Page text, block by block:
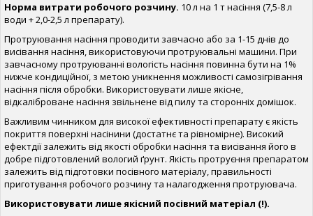
Норма витрати робочого розчину. 10 л на 1 т насіння (7,5-8 л
води + 2,0-2,5 л препарату).
Протруювання насіння проводити завчасно або за 1-15 днів до
висівання насіння, використовуючи протруювальні машини. При
завчасному протруюванні вологість насіння повинна бути на 1%
нижче кондиційної, з метою уникнення можливості самозігрівання
насіння після обробки. Використовувати лише якісне,
відкаліброване насіння звільнене від пилу та сторонніх домішок.
Важливим чинником для високої ефективності препарату є якість
покриття поверхні насінини (достатнє та рівномірне). Високий
ефектдії залежить від якості обробки насіння та висівання його в
добре підготовлений вологий ґрунт. Якість протруєння препаратом
залежить від підготовки посівного матеріалу, правильності
приготування робочого розчину та налагодження протруювача.
Використовувати лише якісний посівний матеріал (!).